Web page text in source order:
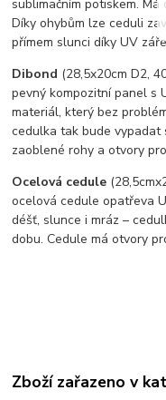
sublimačním potiskem.
Díky ohybům lze ceduli
přímem slunci díky UV
Dibond (28,5x20cm D2,
pevný kompozitní panel s
materiál, který bez
cedulka tak bude vypadat
zaoblené rohy a otvory
Ocelová cedule
ocelová cedule opatřeva
déšť, slunce i mráz –
dobu. Cedule má otvory
Zboží zařazeno v